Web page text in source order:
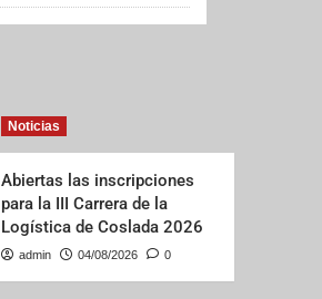
Noticias
Abiertas las inscripciones
para la III Carrera de la
Logística de Coslada 2026
admin 04/08/2026 0